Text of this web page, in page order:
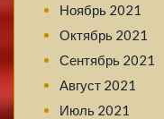
Ноябрь 2021
Октябрь 2021
Сентябрь 2021
Август 2021
Июль 2021